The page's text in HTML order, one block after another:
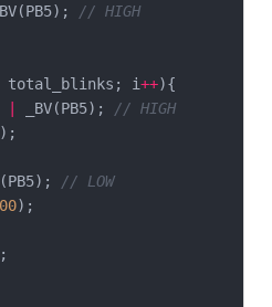
// HIGH
total_blinks; i++){
_BV(PB5);
// HIGH
);
// LOW
);